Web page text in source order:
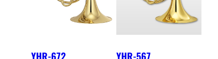
YHR-672 YHR-567